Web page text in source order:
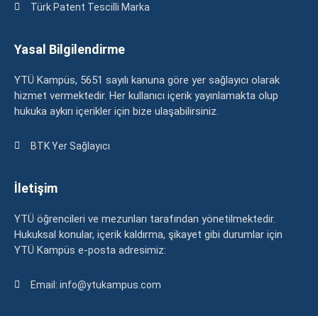
Türk Patent Tescilli Marka
Yasal Bilgilendirme
YTÜ Kampüs, 5651 sayılı kanuna göre yer sağlayıcı olarak
hizmet vermektedir. Her kullanıcı içerik yayınlamakta olup
hukuka aykırı içerikler için bize ulaşabilirsiniz.
BTK Yer Sağlayıcı
İletişim
YTÜ öğrencileri ve mezunları tarafından yönetilmektedir.
Hukuksal konular, içerik kaldırma, şikayet gibi durumlar için
YTÜ Kampüs e-posta adresimiz:
Email: info@ytukampus.com